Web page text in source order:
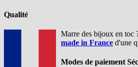
Qualité
Marre des bijoux en toc
made in France d'une
Modes de paiement